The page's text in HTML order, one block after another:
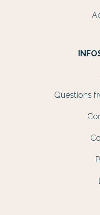
Questions